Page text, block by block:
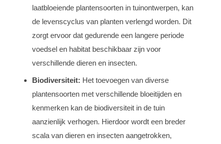
laatbloeiende plantensoorten in tuinontwerpen, kan
de levenscyclus van planten verlengd worden. Dit
zorgt ervoor dat gedurende een langere periode
voedsel en habitat beschikbaar zijn voor
verschillende dieren en insecten.
Biodiversiteit: Het toevoegen van diverse
plantensoorten met verschillende bloeitijden en
kenmerken kan de biodiversiteit in de tuin
aanzienlijk verhogen. Hierdoor wordt een breder
scala van dieren en insecten aangetrokken,